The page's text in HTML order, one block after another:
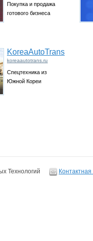
Покупка и продажа
готового бизнеса
KoreaAutoTrans
koreaautotrans.ru
Спецтехника из
Южной Кореи
Технологий